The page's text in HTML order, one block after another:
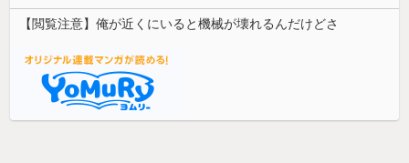
【閲覧注意】俺が近くにいると機械が壊れるんだけどさ